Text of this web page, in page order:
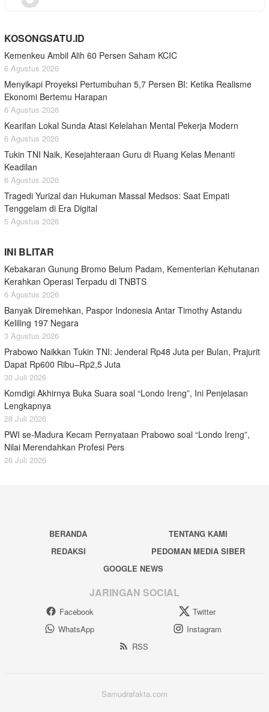
KOSONGSATU.ID
Kemenkeu Ambil Alih 60 Persen Saham KCIC
6 Agustus 2026
Menyikapi Proyeksi Pertumbuhan 5,7 Persen BI: Ketika Realisme
Ekonomi Bertemu Harapan
6 Agustus 2026
Kearifan Lokal Sunda Atasi Kelelahan Mental Pekerja Modern
6 Agustus 2026
Tukin TNI Naik, Kesejahteraan Guru di Ruang Kelas Menanti
Keadilan
6 Agustus 2026
Tragedi Yurizal dan Hukuman Massal Medsos: Saat Empati
Tenggelam di Era Digital
5 Agustus 2026
INI BLITAR
Kebakaran Gunung Bromo Belum Padam, Kementerian Kehutanan
Kerahkan Operasi Terpadu di TNBTS
6 Agustus 2026
Banyak Diremehkan, Paspor Indonesia Antar Timothy Astandu
Keliling 197 Negara
3 Agustus 2026
Prabowo Naikkan Tukin TNI: Jenderal Rp48 Juta per Bulan, Prajurit
Dapat Rp600 Ribu–Rp2,5 Juta
30 Juli 2026
Komdigi Akhirnya Buka Suara soal “Londo Ireng”, Ini Penjelasan
Lengkapnya
28 Juli 2026
PWI se-Madura Kecam Pernyataan Prabowo soal “Londo Ireng”,
Nilai Merendahkan Profesi Pers
26 Juli 2026
BERANDA
TENTANG KAMI
REDAKSI
PEDOMAN MEDIA SIBER
GOOGLE NEWS
JARINGAN SOCIAL
Facebook
Twitter
WhatsApp
Instagram
RSS
Samudrafakta.com